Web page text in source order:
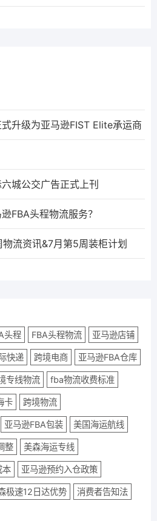
式升级为亚马逊FIST Elite承运商
城公交广告正式上刊
FBA头程物流服务？
流资讯&7月第5周装柜计划
头程 FBA头程物流 亚马逊店铺
快递 跨境电商 亚马逊FBA仓库
专线物流 fba物流收费标准
卡 跨境物流
亚马逊FBA包装 美国海运航线
整 美森海运专线
本 亚马逊预约入仓政策
极速12日达优势 消费者告知法